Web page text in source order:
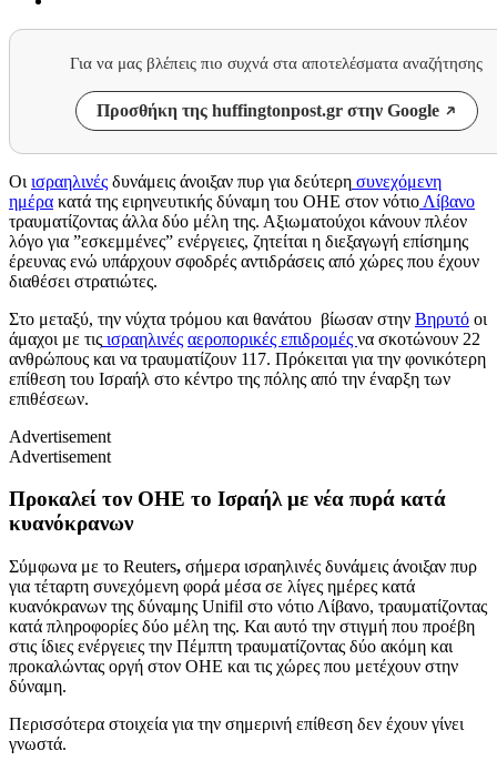
Για να μας βλέπεις πιο συχνά στα αποτελέσματα αναζήτησης
Προσθήκη της huffingtonpost.gr στην Google
Οι ισραηλινές δυνάμεις άνοιξαν πυρ για δεύτερη συνεχόμενη
ημέρα κατά της ειρηνευτικής δύναμη του ΟΗΕ στον νότιο Λίβανο
τραυματίζοντας άλλα δύο μέλη της. Αξιωματούχοι κάνουν πλέον
λόγο για ”εσκεμμένες” ενέργειες, ζητείται η διεξαγωγή επίσημης
έρευνας ενώ υπάρχουν σφοδρές αντιδράσεις από χώρες που έχουν
διαθέσει στρατιώτες.
Στο μεταξύ, την νύχτα τρόμου και θανάτου βίωσαν στην Βηρυτό οι
άμαχοι με τις ισραηλινές αεροπορικές επιδρομές να σκοτώνουν 22
ανθρώπους και να τραυματίζουν 117. Πρόκειται για την φονικότερη
επίθεση του Ισραήλ στο κέντρο της πόλης από την έναρξη των
επιθέσεων.
Advertisement
Advertisement
Προκαλεί τον ΟΗΕ το Ισραήλ με νέα πυρά κατά
κυανόκρανων
Σύμφωνα με το Reuters, σήμερα ισραηλινές δυνάμεις άνοιξαν πυρ
για τέταρτη συνεχόμενη φορά μέσα σε λίγες ημέρες κατά
κυανόκρανων της δύναμης Unifil στο νότιο Λίβανο, τραυματίζοντας
κατά πληροφορίες δύο μέλη της. Και αυτό την στιγμή που προέβη
στις ίδιες ενέργειες την Πέμπτη τραυματίζοντας δύο ακόμη και
προκαλώντας οργή στον ΟΗΕ και τις χώρες που μετέχουν στην
δύναμη.
Περισσότερα στοιχεία για την σημερινή επίθεση δεν έχουν γίνει
γνωστά.